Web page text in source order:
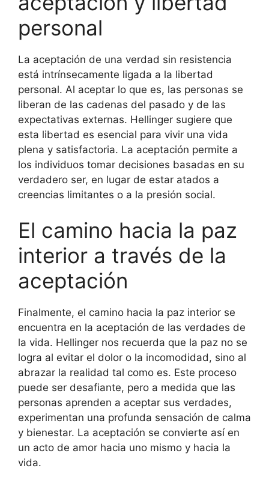
personal
La aceptación de una verdad sin resistencia
está intrínsecamente ligada a la libertad
personal. Al aceptar lo que es, las personas se
liberan de las cadenas del pasado y de las
expectativas externas. Hellinger sugiere que
esta libertad es esencial para vivir una vida
plena y satisfactoria. La aceptación permite a
los individuos tomar decisiones basadas en su
verdadero ser, en lugar de estar atados a
creencias limitantes o a la presión social.
El camino hacia la paz
interior a través de la
aceptación
Finalmente, el camino hacia la paz interior se
encuentra en la aceptación de las verdades de
la vida. Hellinger nos recuerda que la paz no se
logra al evitar el dolor o la incomodidad, sino al
abrazar la realidad tal como es. Este proceso
puede ser desafiante, pero a medida que las
personas aprenden a aceptar sus verdades,
experimentan una profunda sensación de calma
y bienestar. La aceptación se convierte así en
un acto de amor hacia uno mismo y hacia la
vida.